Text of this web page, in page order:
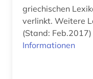
biologie (1)Suedasien (2)
griechischen
verlinkt. Weitere Lexika sind in Planung, aktuell
(Stand:
Informationen